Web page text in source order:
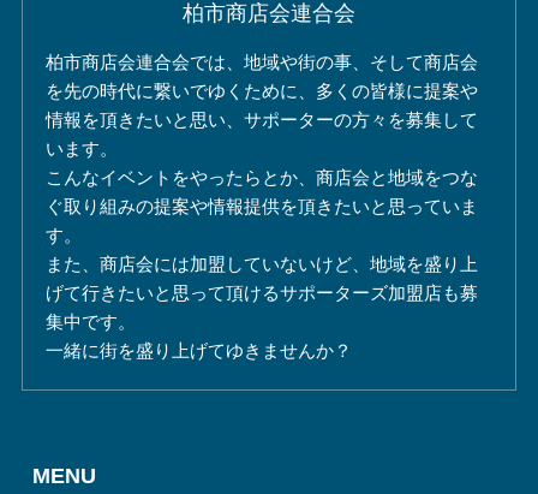
柏市商店会連合会
柏市商店会連合会では、地域や街の事、そして商店会
を先の時代に繋いでゆくために、多くの皆様に提案や
情報を頂きたいと思い、サポーターの方々を募集して
います。
こんなイベントをやったらとか、商店会と地域をつな
ぐ取り組みの提案や情報提供を頂きたいと思っていま
す。
また、商店会には加盟していないけど、地域を盛り上
げて行きたいと思って頂けるサポーターズ加盟店も募
集中です。
一緒に街を盛り上げてゆきませんか？
MENU